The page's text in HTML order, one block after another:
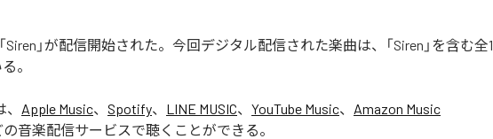
Siren」が配信開始された。今回デジタル配信された楽曲は、「Siren」を含む全1
。
、 Apple Music、 Spotify、 LINE MUSIC、 YouTube Music、 Amazon Music
の音楽配信サービスで聴くことができる。